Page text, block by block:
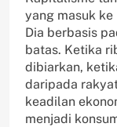
yang masuk
Dia berbasis
batas. Ketika
dibiarkan,
daripada
keadilan
menjadi